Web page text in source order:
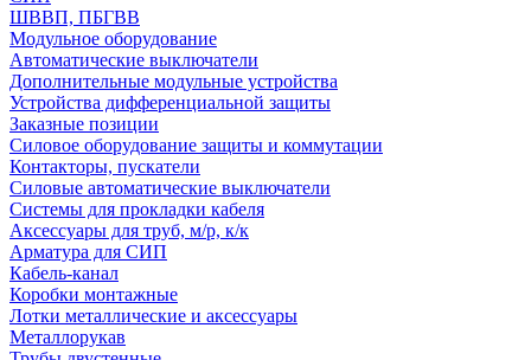
ШВВП, ПБГВВ
Модульное оборудование
Автоматические выключатели
Дополнительные модульные устройства
Устройства дифференциальной защиты
Заказные позиции
Силовое оборудование защиты и коммутации
Контакторы, пускатели
Силовые автоматические выключатели
Системы для прокладки кабеля
Аксессуары для труб, м/р, к/к
Арматура для СИП
Кабель-канал
Коробки монтажные
Лотки металлические и аксессуары
Металлорукав